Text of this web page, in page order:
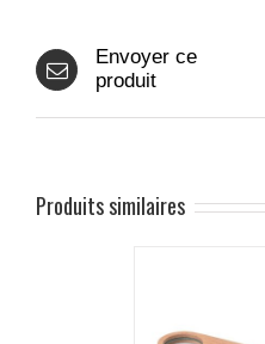
Envoyer ce
produit
Produits similaires